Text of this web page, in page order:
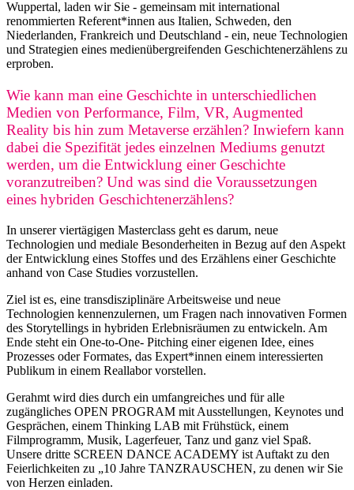
Wuppertal, laden wir Sie - gemeinsam mit international
renommierten Referent*innen aus Italien, Schweden, den
Niederlanden, Frankreich und Deutschland - ein, neue Technologien
und Strategien eines medienübergreifenden Geschichtenerzählens zu
erproben.
Wie kann man eine Geschichte in unterschiedlichen
Medien von Performance, Film, VR, Augmented
Reality bis hin zum Metaverse erzählen? Inwiefern kann
dabei die Spezifität jedes einzelnen Mediums genutzt
werden, um die Entwicklung einer Geschichte
voranzutreiben? Und was sind die Voraussetzungen
eines hybriden Geschichtenerzählens?
In unserer viertägigen Masterclass geht es darum, neue
Technologien und mediale Besonderheiten in Bezug auf den Aspekt
der Entwicklung eines Stoffes und des Erzählens einer Geschichte
anhand von Case Studies vorzustellen.
Ziel ist es, eine transdisziplinäre Arbeitsweise und neue
Technologien kennenzulernen, um Fragen nach innovativen Formen
des Storytellings in hybriden Erlebnisräumen zu entwickeln. Am
Ende steht ein One-to-One- Pitching einer eigenen Idee, eines
Prozesses oder Formates, das Expert*innen einem interessierten
Publikum in einem Reallabor vorstellen.
Gerahmt wird dies durch ein umfangreiches und für alle
zugängliches OPEN PROGRAM mit Ausstellungen, Keynotes und
Gesprächen, einem Thinking LAB mit Frühstück, einem
Filmprogramm, Musik, Lagerfeuer, Tanz und ganz viel Spaß.
Unsere dritte SCREEN DANCE ACADEMY ist Auftakt zu den
Feierlichkeiten zu „10 Jahre TANZRAUSCHEN, zu denen wir Sie
von Herzen einladen.